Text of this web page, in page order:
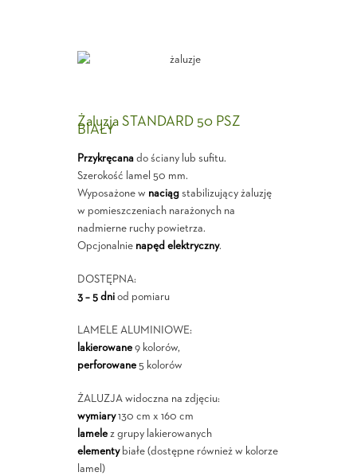
Żaluzja STANDARD 50 PSZ
BIAŁY
Przykręcanado ściany lub sufitu.
Szerokość lamel 50 mm.
Wyposażone w naciągstabilizujący żaluzję
w pomieszczeniach narażonych na
nadmierne ruchy powietrza.
Opcjonalnie napęd elektryczny.
DOSTĘPNA:
3 – 5 dniod pomiaru
LAMELE ALUMINIOWE:
lakierowane9 kolorów,
perforowane5 kolorów
ŻALUZJA widoczna na zdjęciu:
wymiary130 cm x 160 cm
lamelez grupy lakierowanych
elementybiałe (dostępne również w kolorze
lamel)